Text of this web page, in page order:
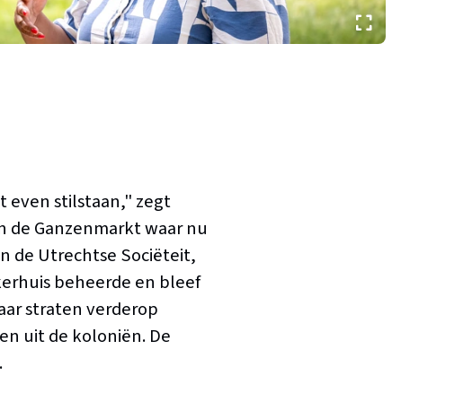
even stilstaan," zegt
Ganzenmarkt waar nu
de Utrechtse Sociëteit,
beheerde en bleef
straten verderop
uit de koloniën. De